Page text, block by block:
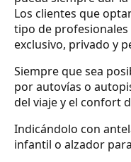
Los clientes que
tipo de profesionales
exclusivo, privado y
Siempre que sea
por autovías o
del viaje y el confort
Indicándolo con
infantil o alzador